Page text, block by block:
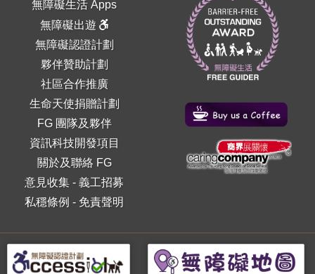
無障礙生活 Apps
無障礙出遊
無障礙認證計劃
夥伴贊助計劃
社區合作推廣
生命天使捐贈計劃
FG 團隊及夥伴
資訊科技開發項目
關於及聯絡 FG
意見收集 -義工招募
私穩條例 - 免責聲明